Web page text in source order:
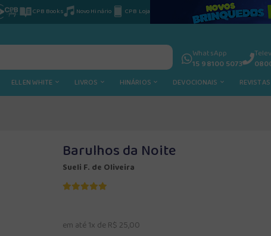
CPB Books Novo Hinário CPB Loja
WhatsApp
15 98100 5073
ELLEN WHITE LIVROS HINÁRIOS DEVOCIONAIS REVISTAS
Barulhos da Noite
Sueli F. de Oliveira
em até 1x de R$ 25,00